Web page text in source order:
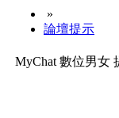
»
論壇提示
MyChat 數位男女